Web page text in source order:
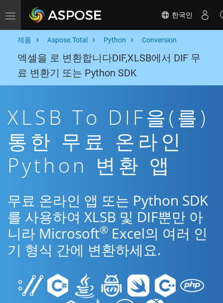
Toggle navigation 한국인
제품 Aspose.Total Python Conversion
엑셀을 로 변환합니다DIF,XLSB에서 DIF 무
료 변환기 또는 Python SDK
XLSB To DIF을(를)
통한 무료 온라인
Python 변환 앱
무료 온라인 앱 또는 Python SDK
를 사용하여 XLSB 및 DIF뿐만 아
니라 Microsoft® Excel의 여러 인
기 형식 간에 변환하세요.